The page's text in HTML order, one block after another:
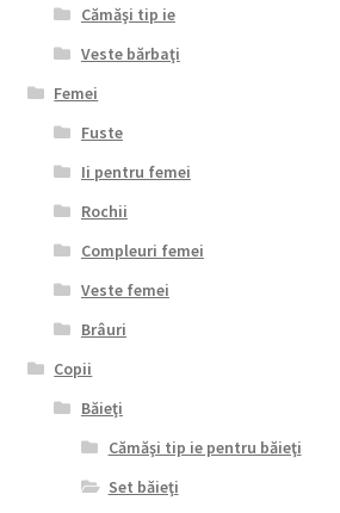
Cămăşi tip ie
Veste bărbaţi
Femei
Fuste
Ii pentru femei
Rochii
Compleuri femei
Veste femei
Brâuri
Copii
Băieţi
Cămăşi tip ie pentru băieţi
Set băieţi